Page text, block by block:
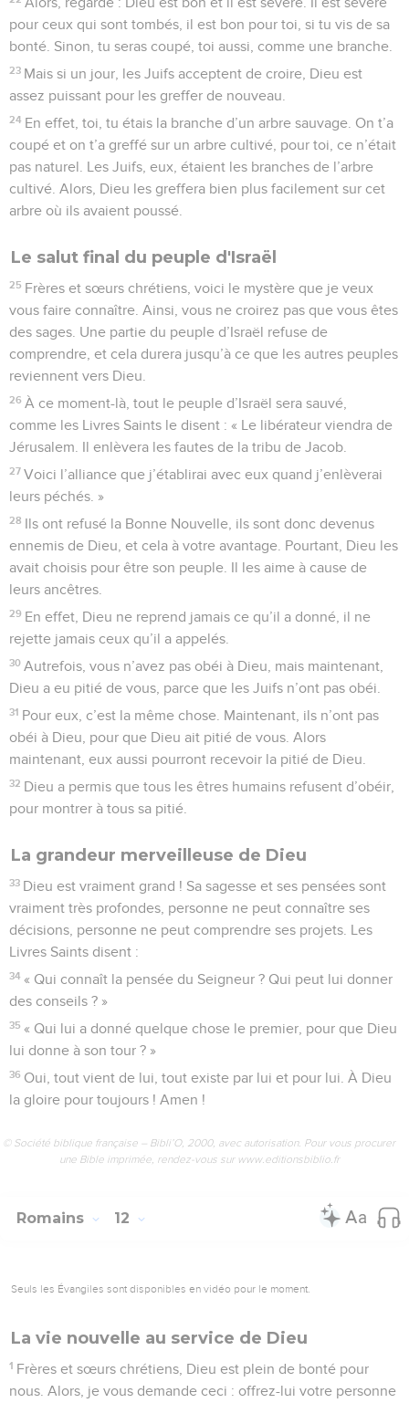
pour ceux qui sont tombés, il est bon pour toi, si tu vis de sa
bonté. Sinon, tu seras coupé, toi aussi, comme une branche.
23 Mais si un jour, les Juifs acceptent de croire, Dieu est
assez puissant pour les greffer de nouveau.
24 En effet, toi, tu étais la branche d’un arbre sauvage. On t’a
coupé et on t’a greffé sur un arbre cultivé, pour toi, ce n’était
pas naturel. Les Juifs, eux, étaient les branches de l’arbre
cultivé. Alors, Dieu les greffera bien plus facilement sur cet
arbre où ils avaient poussé.
Le salut final du peuple d'Israël
25 Frères et sœurs chrétiens, voici le mystère que je veux
vous faire connaître. Ainsi, vous ne croirez pas que vous êtes
des sages. Une partie du peuple d’Israël refuse de
comprendre, et cela durera jusqu’à ce que les autres peuples
reviennent vers Dieu.
26 À ce moment-là, tout le peuple d’Israël sera sauvé,
comme les Livres Saints le disent : « Le libérateur viendra de
Jérusalem. Il enlèvera les fautes de la tribu de Jacob.
27 Voici l’alliance que j’établirai avec eux quand j’enlèverai
leurs péchés. »
28 Ils ont refusé la Bonne Nouvelle, ils sont donc devenus
ennemis de Dieu, et cela à votre avantage. Pourtant, Dieu les
avait choisis pour être son peuple. Il les aime à cause de
leurs ancêtres.
29 En effet, Dieu ne reprend jamais ce qu’il a donné, il ne
rejette jamais ceux qu’il a appelés.
30 Autrefois, vous n’avez pas obéi à Dieu, mais maintenant,
Dieu a eu pitié de vous, parce que les Juifs n’ont pas obéi.
31 Pour eux, c’est la même chose. Maintenant, ils n’ont pas
obéi à Dieu, pour que Dieu ait pitié de vous. Alors
maintenant, eux aussi pourront recevoir la pitié de Dieu.
32 Dieu a permis que tous les êtres humains refusent d’obéir,
pour montrer à tous sa pitié.
La grandeur merveilleuse de Dieu
33 Dieu est vraiment grand ! Sa sagesse et ses pensées sont
vraiment très profondes, personne ne peut connaître ses
décisions, personne ne peut comprendre ses projets. Les
Livres Saints disent :
34 « Qui connaît la pensée du Seigneur ? Qui peut lui donner
des conseils ? »
35 « Qui lui a donné quelque chose le premier, pour que Dieu
lui donne à son tour ? »
36 Oui, tout vient de lui, tout existe par lui et pour lui. À Dieu
la gloire pour toujours ! Amen !
© Société biblique française – Bibli’O, 2000, avec autorisation. Pour vous procurer
une Bible imprimée, rendez-vous sur www.editionsbiblio.fr
Romains 12
Seuls les Évangiles sont disponibles en vidéo pour le moment.
La vie nouvelle au service de Dieu
1 Frères et sœurs chrétiens, Dieu est plein de bonté pour
nous. Alors, je vous demande ceci : offrez-lui votre personne